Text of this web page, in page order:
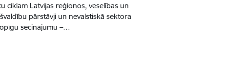
ciklam Latvijas reģionos, veselības un
pārstāvji un nevalstiskā sektora
secinājumu –…